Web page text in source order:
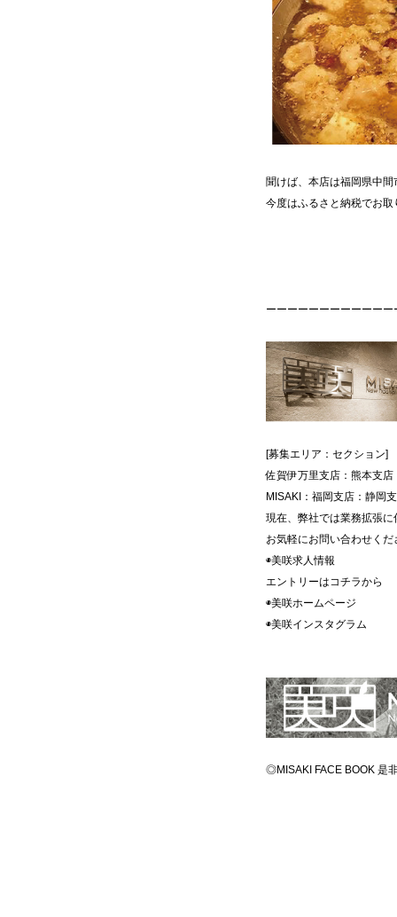
聞けば、本店は福岡県中
今度はふるさと納税でお
ーーーーーーーーーーー
[募集エリア：セクション]
佐賀伊万里支店：熊本支
MISAKI：福岡支店：静岡
現在、弊社では業務拡張
お気軽にお問い合わせくだ
◉美咲求人情報
エントリーはコチラ
◉美咲ホームペ
◉美咲インスタグ
◎MISAKI FACE BOOK 是